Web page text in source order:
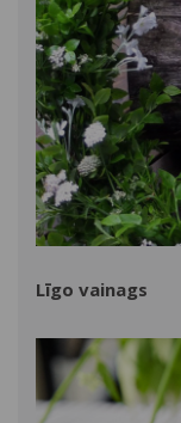
Līgo vainags